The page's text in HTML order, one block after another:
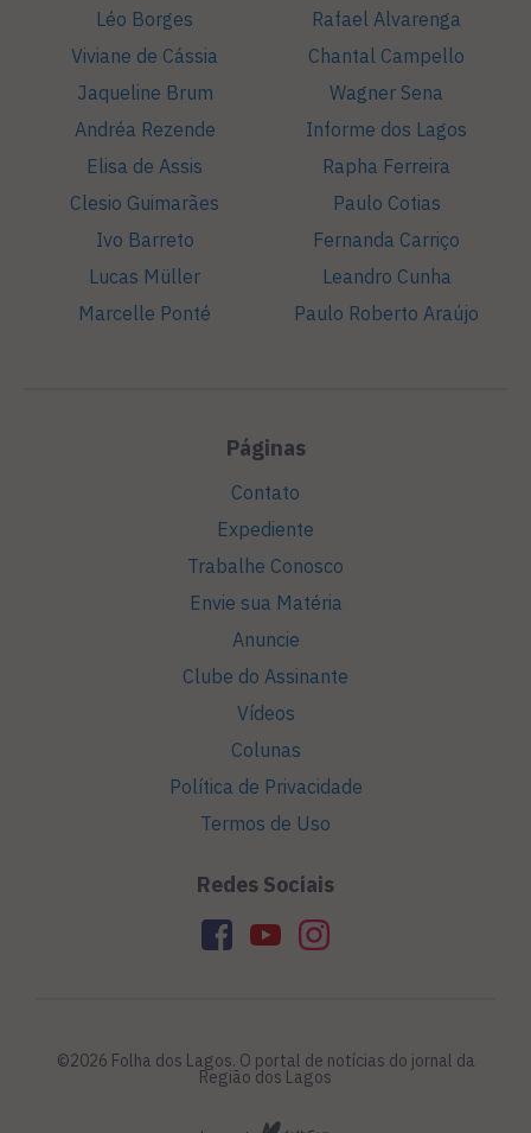
Léo Borges
Viviane de Cássia
Jaqueline Brum
Andréa Rezende
Elisa de Assis
Clesio Guimarães
Ivo Barreto
Lucas Müller
Marcelle Ponté
Rafael Alvarenga
Chantal Campello
Wagner Sena
Informe dos Lagos
Rapha Ferreira
Paulo Cotias
Fernanda Carriço
Leandro Cunha
Paulo Roberto Araújo
Páginas
Contato
Expediente
Trabalhe Conosco
Envie sua Matéria
Anuncie
Clube do Assinante
Vídeos
Colunas
Política de Privacidade
Termos de Uso
Redes Sociais
©2026 Folha dos Lagos. O portal de notícias do jornal da
Região dos Lagos